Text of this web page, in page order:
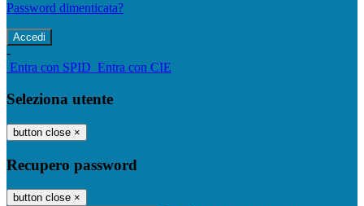
Password dimenticata?
-
Entra con SPID Entra con CIE
Seleziona utente
button close ×
Recupero password
button close ×